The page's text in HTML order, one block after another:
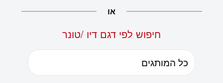
או
חיפוש לפי דגם דיו /טונר